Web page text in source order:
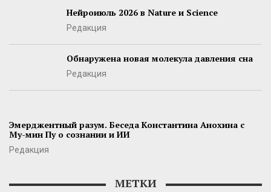
Нейроиюль 2026 в Nature и Science
Редакция
Обнаружена новая молекула давления сна
Редакция
Эмерджентный разум. Беседа Константина Анохина с
Му-мин Пу о сознании и ИИ
Редакция
МЕТКИ